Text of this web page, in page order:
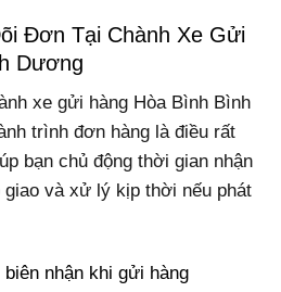
Đơn Tại Chành Xe Gửi
Dương
xe gửi hàng Hòa Bình Bình
trình đơn hàng là điều rất
bạn chủ động thời gian nhận
giao và xử lý kịp thời nếu phát
nhận khi gửi hàng